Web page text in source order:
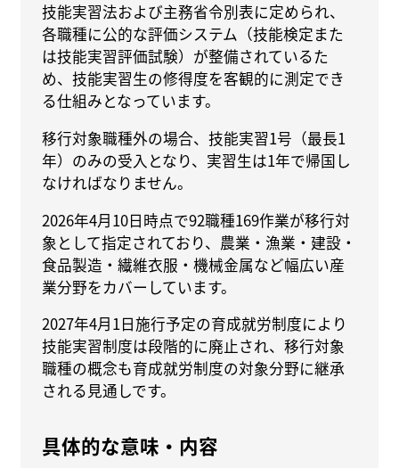
技能実習法および主務省令別表に定められ、
各職種に公的な評価システム（技能検定また
は技能実習評価試験）が整備されているた
め、技能実習生の修得度を客観的に測定でき
る仕組みとなっています。
移行対象職種外の場合、技能実習1号（最長1
年）のみの受入となり、実習生は1年で帰国し
なければなりません。
2026年4月10日時点で92職種169作業が移行対
象として指定されており、農業・漁業・建設・
食品製造・繊維衣服・機械金属など幅広い産
業分野をカバーしています。
2027年4月1日施行予定の育成就労制度により
技能実習制度は段階的に廃止され、移行対象
職種の概念も育成就労制度の対象分野に継承
される見通しです。
具体的な意味・内容